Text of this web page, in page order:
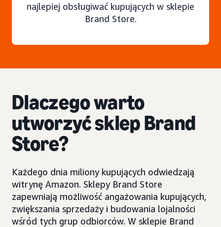
najlepiej obsługiwać kupujących w sklepie
Brand Store.
Dlaczego warto
utworzyć sklep Brand
Store?
Każdego dnia miliony kupujących odwiedzają
witrynę Amazon. Sklepy Brand Store
zapewniają możliwość angażowania kupujących,
zwiększania sprzedaży i budowania lojalności
wśród tych grup odbiorców. W sklepie Brand